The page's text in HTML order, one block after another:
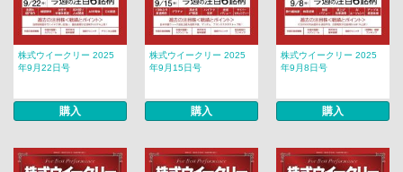
株式ウイークリー 2025
年9月22日号
購入
株式ウイークリー 2025
年9月15日号
購入
株式ウイークリー 2025
年9月8日号
購入